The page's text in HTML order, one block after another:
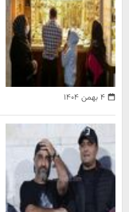
۴ بهمن ۱۴۰۴